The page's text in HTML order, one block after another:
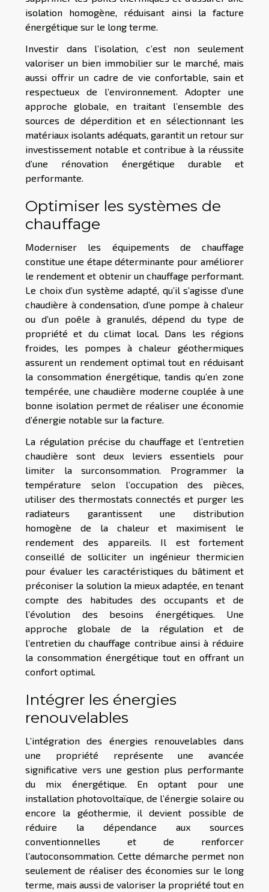
isolation homogène, réduisant ainsi la facture
énergétique sur le long terme.
Investir dans l’isolation, c’est non seulement
valoriser un bien immobilier sur le marché, mais
aussi offrir un cadre de vie confortable, sain et
respectueux de l’environnement. Adopter une
approche globale, en traitant l’ensemble des
sources de déperdition et en sélectionnant les
matériaux isolants adéquats, garantit un retour sur
investissement notable et contribue à la réussite
d’une rénovation énergétique durable et
performante.
Optimiser les systèmes de
chauffage
Moderniser les équipements de chauffage
constitue une étape déterminante pour améliorer
le rendement et obtenir un chauffage performant.
Le choix d’un système adapté, qu’il s’agisse d’une
chaudière à condensation, d’une pompe à chaleur
ou d’un poêle à granulés, dépend du type de
propriété et du climat local. Dans les régions
froides, les pompes à chaleur géothermiques
assurent un rendement optimal tout en réduisant
la consommation énergétique, tandis qu’en zone
tempérée, une chaudière moderne couplée à une
bonne isolation permet de réaliser une économie
d’énergie notable sur la facture.
La régulation précise du chauffage et l’entretien
chaudière sont deux leviers essentiels pour
limiter la surconsommation. Programmer la
température selon l’occupation des pièces,
utiliser des thermostats connectés et purger les
radiateurs garantissent une distribution
homogène de la chaleur et maximisent le
rendement des appareils. Il est fortement
conseillé de solliciter un ingénieur thermicien
pour évaluer les caractéristiques du bâtiment et
préconiser la solution la mieux adaptée, en tenant
compte des habitudes des occupants et de
l’évolution des besoins énergétiques. Une
approche globale de la régulation et de
l’entretien du chauffage contribue ainsi à réduire
la consommation énergétique tout en offrant un
confort optimal.
Intégrer les énergies
renouvelables
L’intégration des énergies renouvelables dans
une propriété représente une avancée
significative vers une gestion plus performante
du mix énergétique. En optant pour une
installation photovoltaïque, de l’énergie solaire ou
encore la géothermie, il devient possible de
réduire la dépendance aux sources
conventionnelles et de renforcer
l’autoconsommation. Cette démarche permet non
seulement de réaliser des économies sur le long
terme, mais aussi de valoriser la propriété tout en